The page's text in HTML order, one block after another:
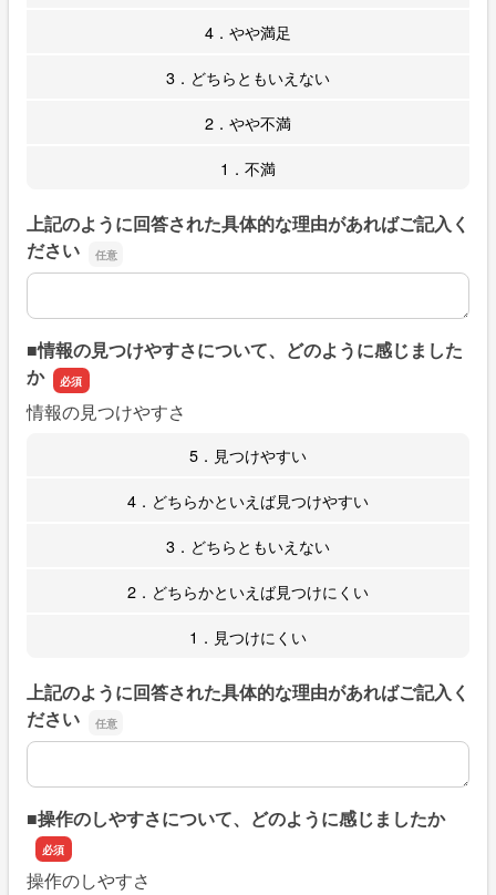
4．やや満足
3．どちらともいえない
2．やや不満
1．不満
上記のように回答された具体的な理由があればご記入く
ださい
上記のように回答された具体的な理由があればご記入くだ
■情報の見つけやすさについて、どのように感じました
か
情報の見つけやすさ
5．見つけやすい
4．どちらかといえば見つけやすい
3．どちらともいえない
2．どちらかといえば見つけにくい
1．見つけにくい
上記のように回答された具体的な理由があればご記入く
ださい
上記のように回答された具体的な理由があればご記入くだ
■操作のしやすさについて、どのように感じましたか
操作のしやすさ